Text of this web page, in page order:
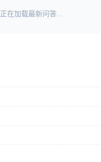
正在加载最新问答...